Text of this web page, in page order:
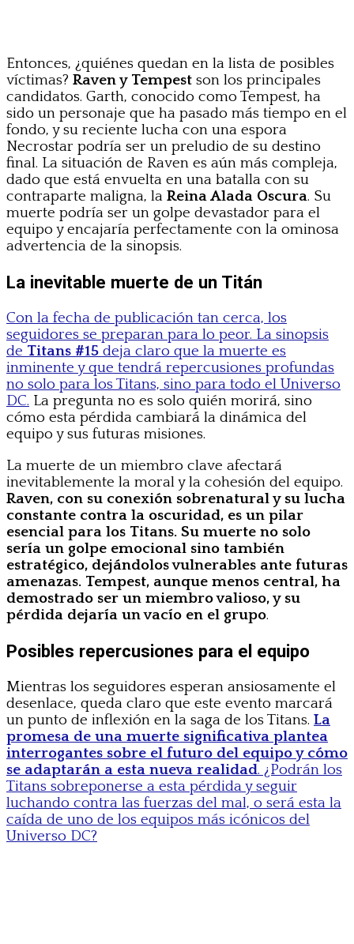
Entonces, ¿quiénes quedan en la lista de posibles
víctimas? Raven y Tempest son los principales
candidatos. Garth, conocido como Tempest, ha
sido un personaje que ha pasado más tiempo en el
fondo, y su reciente lucha con una espora
Necrostar podría ser un preludio de su destino
final. La situación de Raven es aún más compleja,
dado que está envuelta en una batalla con su
contraparte maligna, la Reina Alada Oscura. Su
muerte podría ser un golpe devastador para el
equipo y encajaría perfectamente con la ominosa
advertencia de la sinopsis.
La inevitable muerte de un Titán
Con la fecha de publicación tan cerca, los
seguidores se preparan para lo peor. La sinopsis
de Titans #15 deja claro que la muerte es
inminente y que tendrá repercusiones profundas
no solo para los Titans, sino para todo el Universo
DC. La pregunta no es solo quién morirá, sino
cómo esta pérdida cambiará la dinámica del
equipo y sus futuras misiones.
La muerte de un miembro clave afectará
inevitablemente la moral y la cohesión del equipo.
Raven, con su conexión sobrenatural y su lucha
constante contra la oscuridad, es un pilar
esencial para los Titans. Su muerte no solo
sería un golpe emocional sino también
estratégico, dejándolos vulnerables ante futuras
amenazas. Tempest, aunque menos central, ha
demostrado ser un miembro valioso, y su
pérdida dejaría un vacío en el grupo.
Posibles repercusiones para el equipo
Mientras los seguidores esperan ansiosamente el
desenlace, queda claro que este evento marcará
un punto de inflexión en la saga de los Titans. La
promesa de una muerte significativa plantea
interrogantes sobre el futuro del equipo y cómo
se adaptarán a esta nueva realidad. ¿Podrán los
Titans sobreponerse a esta pérdida y seguir
luchando contra las fuerzas del mal, o será esta la
caída de uno de los equipos más icónicos del
Universo DC?